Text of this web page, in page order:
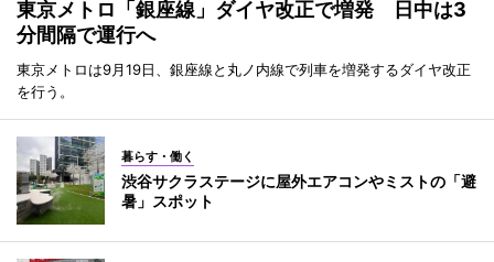
東京メトロ「銀座線」ダイヤ改正で増発 日中は3
分間隔で運行へ
東京メトロは9月19日、銀座線と丸ノ内線で列車を増発するダイヤ改正
を行う。
暮らす・働く
渋谷サクラステージに屋外エアコンやミストの「避
暑」スポット